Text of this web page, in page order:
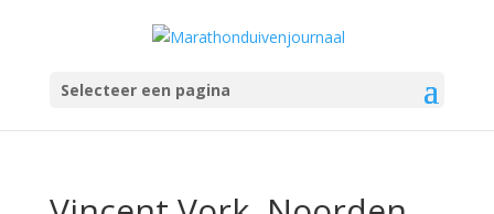
Selecteer een pagina